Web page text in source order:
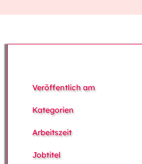
Veröffentlich am
Kategorien
Arbeitszeit
Jobtitel